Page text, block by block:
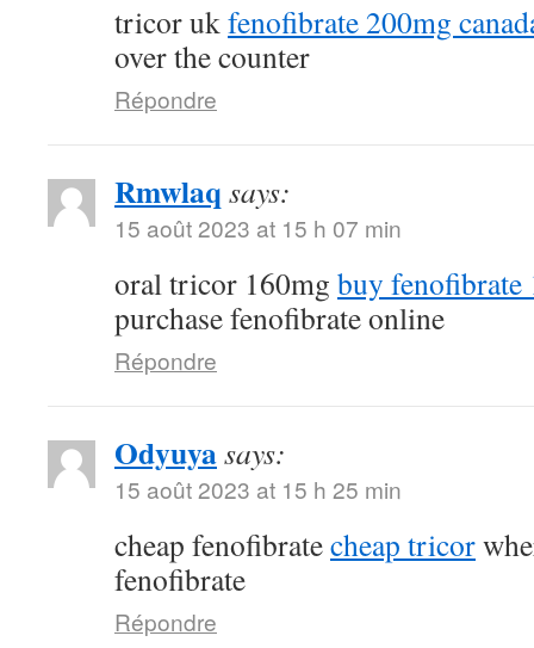
tricor ukfenofibrate 200mg
over the counter
Répondre
Rmwlaq says:
15 août 2023 at 15 h 07 min
oral tricor 160mg buy fenofibrate
purchase fenofibrate online
Répondre
Odyuyasays:
15 août 2023 at 15 h 25 min
cheap fenofibratecheap tricor
fenofibrate
Répondre